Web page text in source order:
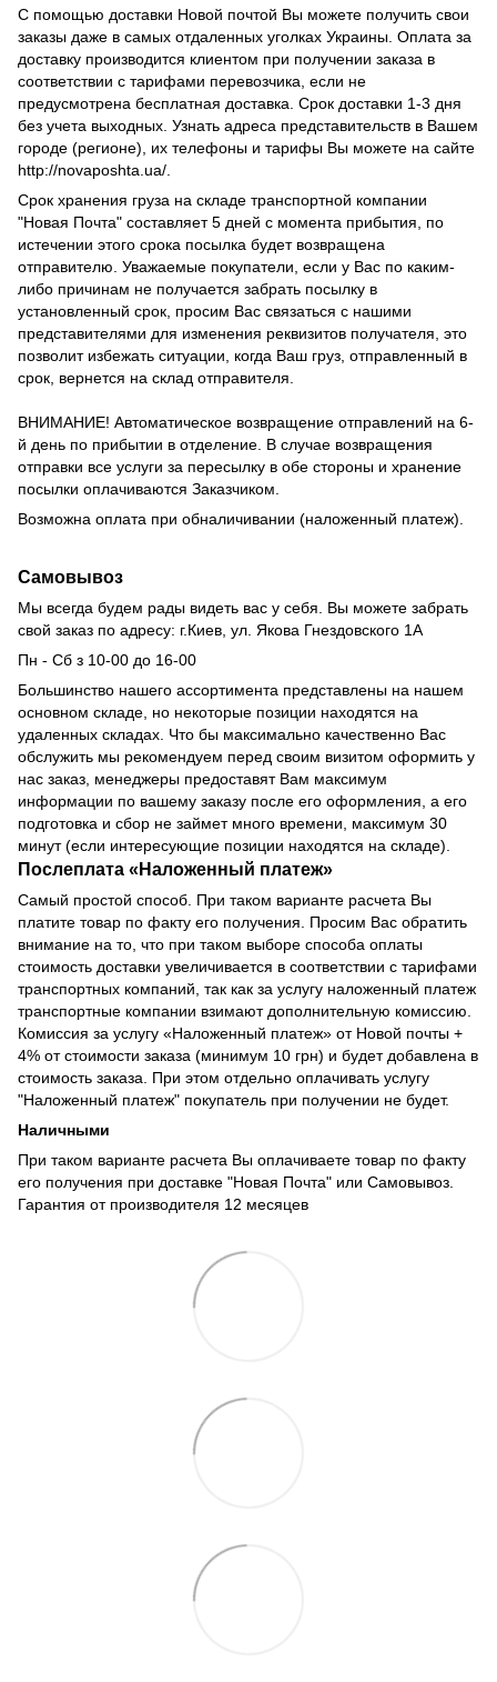
С помощью доставки Новой почтой Вы можете получить свои
заказы даже в самых отдаленных уголках Украины. Оплата за
доставку производится клиентом при получении заказа в
соответствии с тарифами перевозчика, если не
предусмотрена бесплатная доставка. Срок доставки 1-3 дня
без учета выходных. Узнать адреса представительств в Вашем
городе (регионе), их телефоны и тарифы Вы можете на сайте
http://novaposhta.ua/.
Срок хранения груза на складе транспортной компании
"Новая Почта" составляет 5 дней с момента прибытия, по
истечении этого срока посылка будет возвращена
отправителю. Уважаемые покупатели, если у Вас по каким-
либо причинам не получается забрать посылку в
установленный срок, просим Вас связаться с нашими
представителями для изменения реквизитов получателя, это
позволит избежать ситуации, когда Ваш груз, отправленный в
срок, вернется на склад отправителя.
ВНИМАНИЕ! Автоматическое возвращение отправлений на 6-
й день по прибытии в отделение. В случае возвращения
отправки все услуги за пересылку в обе стороны и хранение
посылки оплачиваются Заказчиком.
Возможна оплата при обналичивании (наложенный платеж).
Самовывоз
Мы всегда будем рады видеть вас у себя. Вы можете забрать
свой заказ по адресу: г.Киев, ул. Якова Гнездовского 1А
Пн - Сб з 10-00 до 16-00
Большинство нашего ассортимента представлены на нашем
основном складе, но некоторые позиции находятся на
удаленных складах. Что бы максимально качественно Вас
обслужить мы рекомендуем перед своим визитом оформить у
нас заказ, менеджеры предоставят Вам максимум
информации по вашему заказу после его оформления, а его
подготовка и сбор не займет много времени, максимум 30
минут (если интересующие позиции находятся на складе).
Послеплата « Наложенный платеж»
Самый простой способ. При таком варианте расчета Вы
платите товар по факту его получения. Просим Вас обратить
внимание на то, что при таком выборе способа оплаты
стоимость доставки увеличивается в соответствии с тарифами
транспортных компаний, так как за услугу наложенный платеж
транспортные компании взимают дополнительную комиссию.
Комиссия за услугу «Наложенный платеж» от Новой почты +
4% от стоимости заказа (минимум 10 грн) и будет добавлена в
стоимость заказа. При этом отдельно оплачивать услугу
"Наложенный платеж" покупатель при получении не будет.
Наличными
При таком варианте расчета Вы оплачиваете товар по факту
его получения при доставке "Новая Почта" или Самовывоз.
Гарантия от производителя 12 месяцев